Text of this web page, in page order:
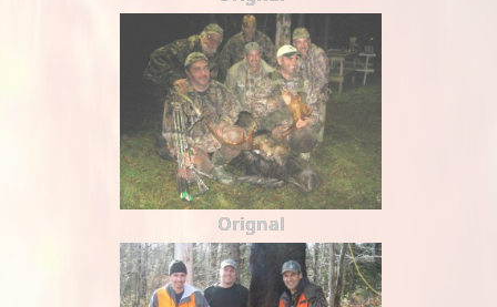
Orignal